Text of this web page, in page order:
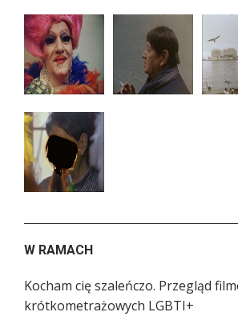
W RAMACH
Kocham cię szaleńczo. Przegląd
krótkometrażowych LGBTI+